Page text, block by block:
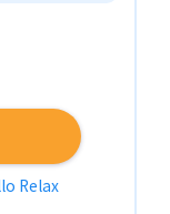
Relax